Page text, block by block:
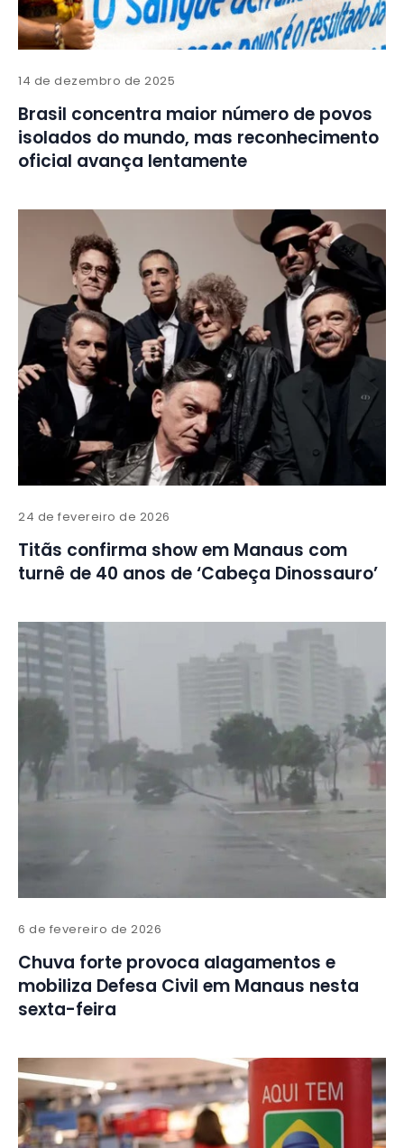
14 de dezembro de 2025
Brasil concentra maior número de povos
isolados do mundo, mas reconhecimento
oficial avança lentamente
24 de fevereiro de 2026
Titãs confirma show em Manaus com
turnê de 40 anos de ‘Cabeça Dinossauro’
6 de fevereiro de 2026
Chuva forte provoca alagamentos e
mobiliza Defesa Civil em Manaus nesta
sexta-feira